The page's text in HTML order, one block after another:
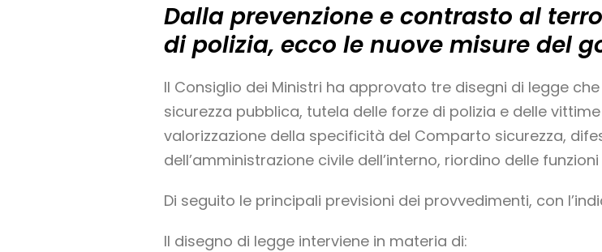
Dalla prevenzione e contrasto al
di polizia, ecco le nuove misure del
Il Consiglio dei Ministri ha approvato tre disegni di legge
sicurezza pubblica, tutela delle forze di polizia e delle
valorizzazione della specificità del Comparto sicurezza,
dell’amministrazione civile dell’interno, riordino delle
Di seguito le principali previsioni dei provvedimenti, con
Il disegno di legge interviene in materia di: